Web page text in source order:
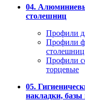
04.
столешниц
Профили
Профили
столешниц
Профили
торцевые
05.
накладки, базы